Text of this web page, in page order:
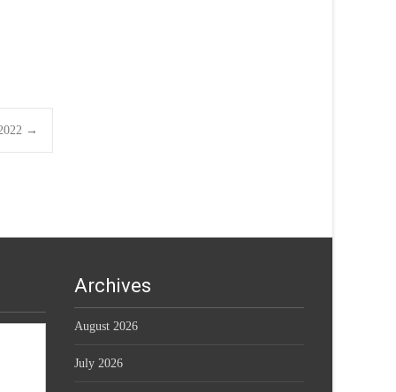
→
Archives
August 2026
July 2026